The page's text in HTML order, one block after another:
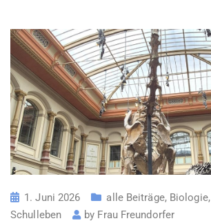
1. Juni 2026 alle Beiträge, Biologie,
Schulleben
by Frau Freundorfer